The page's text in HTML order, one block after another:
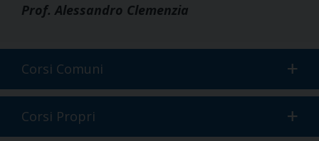
Prof. Alessandro Clemenzia
Corsi Comuni
Corsi Propri